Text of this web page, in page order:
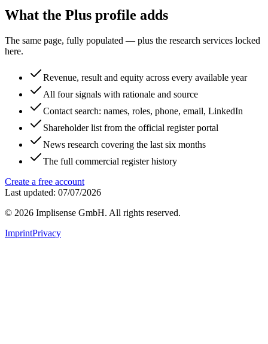
What the Plus profile adds
The same page, fully populated — plus the research services locked
here.
Revenue, result and equity across every available year
All four signals with rationale and source
Contact search: names, roles, phone, email, LinkedIn
Shareholder list from the official register portal
News research covering the last six months
The full commercial register history
Create a free account
Last updated: 07/07/2026
© 2026 Implisense GmbH. All rights reserved.
ImprintPrivacy